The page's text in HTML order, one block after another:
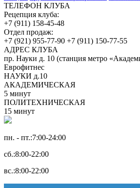
ТЕЛЕФОН КЛУБА
Рецепция клуба:
+7 (911) 158-45-48
Отдел продаж:
+7 (921) 955-77-90 +7 (911) 150-77-55
АДРЕС КЛУБА
пр. Науки д. 10 (станция метро
Еврофитнес
НАУКИ д.10
АКАДЕМИЧЕСКАЯ
5 минут
ПОЛИТЕХНИЧЕСКАЯ
15 минут
пн. - пт.:7:00-24:00
сб.:8:00-22:00
вс.:8:00-22:00